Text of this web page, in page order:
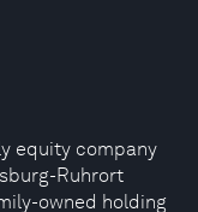
equity company
Ruhrort
owned holding